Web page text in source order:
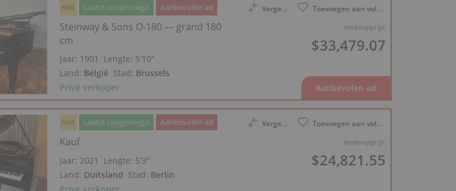
Vergelijk Toevoegen aan volglijst
Verkoopprijs:
$33,479.07
Hot Laatst toegevoegd Aanbevolen ad
Steinway & Sons O-180 — grand 180
cm
Jaar: 1901 Lengte: 5′10″
Land: België Stad: Brussels
Privé verkoper
Vergelijk Toevoegen aan volglijst
Verkoopprijs:
$24,821.55
Hot Laatst toegevoegd Aanbevolen ad
Kauf
Jaar: 2021 Lengte: 5′3″
Land: Duitsland Stad: Berlin